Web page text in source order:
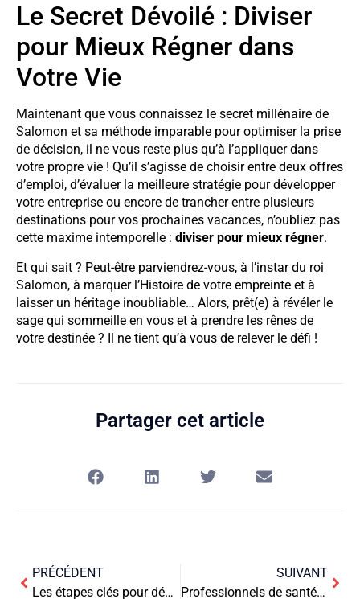
Le Secret Dévoilé : Diviser
pour Mieux Régner dans
Votre Vie
Maintenant que vous connaissez le secret millénaire de
Salomon et sa méthode imparable pour optimiser la prise
de décision, il ne vous reste plus qu’à l’appliquer dans
votre propre vie ! Qu’il s’agisse de choisir entre deux offres
d’emploi, d’évaluer la meilleure stratégie pour développer
votre entreprise ou encore de trancher entre plusieurs
destinations pour vos prochaines vacances, n’oubliez pas
cette maxime intemporelle : diviser pour mieux régner.
Et qui sait ? Peut-être parviendrez-vous, à l’instar du roi
Salomon, à marquer l’Histoire de votre empreinte et à
laisser un héritage inoubliable… Alors, prêt(e) à révéler le
sage qui sommeille en vous et à prendre les rênes de
votre destinée ? Il ne tient qu’à vous de relever le défi !
Partager cet article
PRÉCÉDENT
Les étapes clés pour développer vos compétences en référencement naturel
SUIVANT
Professionnels de santé : l’importance de porter la tenue adéquate